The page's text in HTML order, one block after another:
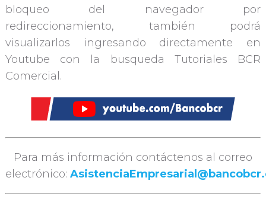
bloqueo del navegador por
redireccionamiento, también podrá
visualizarlos ingresando directamente en
Youtube con la busqueda Tutoriales BCR
Comercial.
Para más información contáctenos al correo
electrónico: